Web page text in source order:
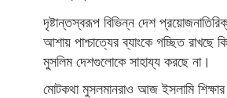
দৃষ্টান্তস্বরূপ বিভিন্ন দেশ
আশায় পাশ্চাত্যের ব্যাংকে গচ্ছিত রাখছে
মুসলিম দেশগুলোকে সাহায্য করছে না।
মোটকথা মুসলমানরাও আজ ইসলামি শিক্ষার